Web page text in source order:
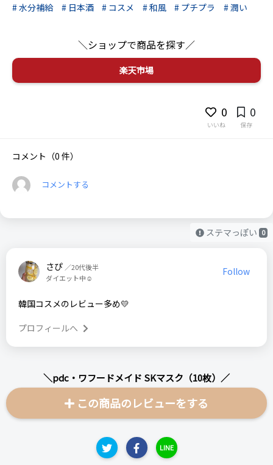
水分補給
日本酒 コスメ 和風 プチプラ 潤い
＼ショップで商品を探す／
0
いいね
0
保存
コメント（0 件）
コメントする
ステマっぽい 0
さぴ ／20代後半
ダイエット中☺
Follow
韓国コスメのレビュー多め💛
プロフィールへ
＼pdc・ワフードメイド SKマスク（10枚）／
この商品のレビューをする
LINE